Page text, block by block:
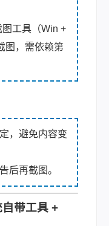
工具（Win +
图，需依赖第
，避免内容变
后再截图。
带工具 +